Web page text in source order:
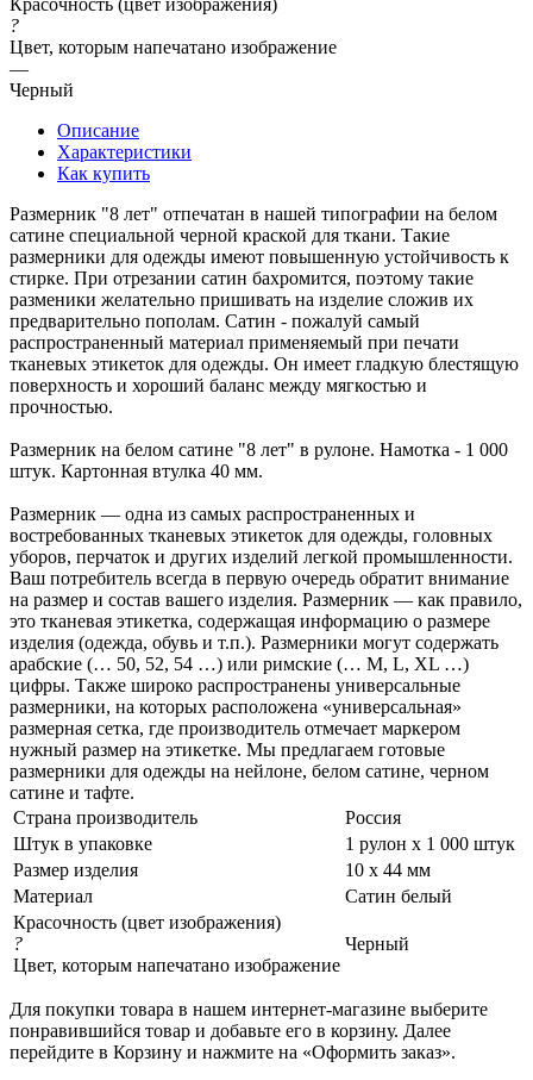
?
Цвет, которым напечатано изображение
—
Черный
Описание
Характеристики
Как купить
Размерник "8 лет" отпечатан в нашей типографии на белом
сатине специальной черной краской для ткани. Такие
размерники для одежды имеют повышенную устойчивость к
стирке. При отрезании сатин бахромится, поэтому такие
разменики желательно пришивать на изделие сложив их
предварительно пополам. Сатин - пожалуй самый
распространенный материал применяемый при печати
тканевых этикеток для одежды. Он имеет гладкую блестящую
поверхность и хороший баланс между мягкостью и
прочностью.
Размерник на белом сатине "8 лет" в рулоне. Намотка - 1 000
штук. Картонная втулка 40 мм.
Размерник — одна из самых распространенных и
востребованных тканевых этикеток для одежды, головных
уборов, перчаток и других изделий легкой промышленности.
Ваш потребитель всегда в первую очередь обратит внимание
на размер и состав вашего изделия. Размерник — как правило,
это тканевая этикетка, содержащая информацию о размере
изделия (одежда, обувь и т.п.). Размерники могут содержать
арабские (… 50, 52, 54 …) или римские (… M, L, XL …)
цифры. Также широко распространены универсальные
размерники, на которых расположена «универсальная»
размерная сетка, где производитель отмечает маркером
нужный размер на этикетке. Мы предлагаем готовые
размерники для одежды на нейлоне, белом сатине, черном
сатине и тафте.
Страна производитель
Россия
Штук в упаковке
1 рулон х 1 000 штук
Размер изделия
10 х 44 мм
Материал
Сатин белый
Красочность (цвет изображения)
?
Цвет, которым напечатано изображение
Черный
Для покупки товара в нашем интернет-магазине выберите
понравившийся товар и добавьте его в корзину. Далее
перейдите в Корзину и нажмите на «Оформить заказ».